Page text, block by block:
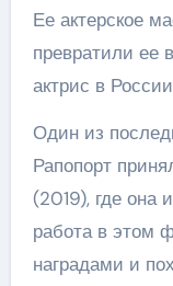
Ее актерское
превратили ее
актрис в
Один из
Рапопорт
(2019), где она
работа в этом
наградами и